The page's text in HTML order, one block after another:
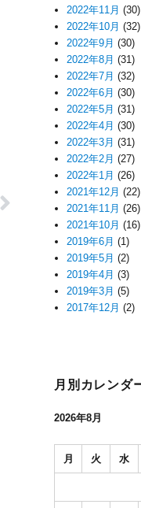
2022年11月 (30)
2022年10月 (32)
2022年9月 (30)
2022年8月 (31)
2022年7月 (32)
2022年6月 (30)
2022年5月 (31)
2022年4月 (30)
2022年3月 (31)
2022年2月 (27)
2022年1月 (26)
2021年12月 (22)
2021年11月 (26)
2021年10月 (16)
2019年6月 (1)
2019年5月 (2)
2019年4月 (3)
2019年3月 (5)
2017年12月 (2)
月別カレンダ
2026年8月
月 火 水